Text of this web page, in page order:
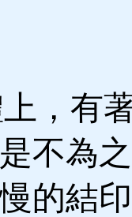
，有
不為
的結